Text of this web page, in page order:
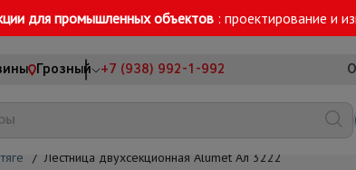
для промышленных объектов : проектирование и
Грозный +7 (938) 992-1-992
/ Лестница двухсекционная Alumet Ал 3222